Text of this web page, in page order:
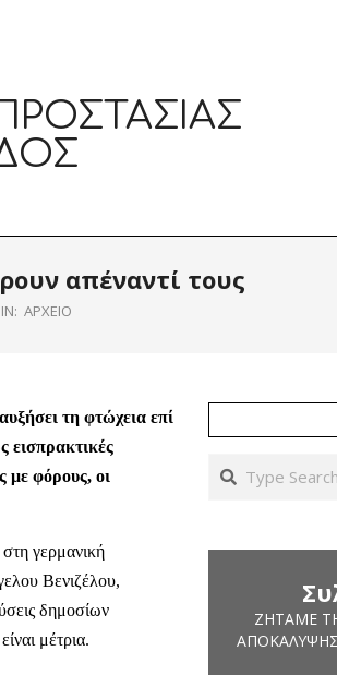
απέναντί τους
IN: ΑΡΧΕΊΟ
τη φτώχεια επί
εισπρακτικές
με φόρους, οι
γερμανική
Βενιζέλου,
δημοσίων
μέτρια.
Search
ΖΗΤΆΜΕ